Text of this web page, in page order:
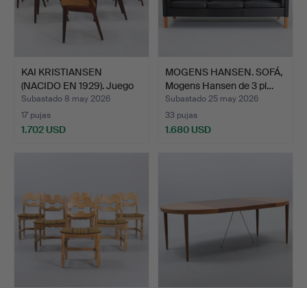
KAI KRISTIANSEN
(NACIDO EN 1929). Juego
de…
Subastado 8 may 2026
17 pujas
1.702 USD
MOGENS HANSEN. SOFÁ,
Mogens Hansen de 3 pl…
Subastado 25 may 2026
33 pujas
1.680 USD